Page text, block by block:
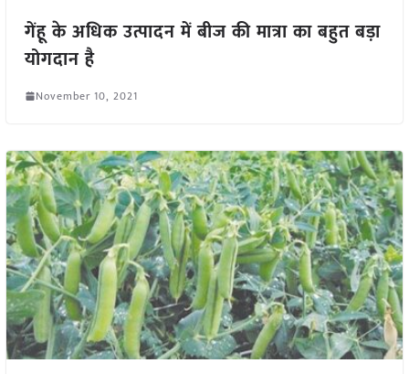
गेंहू के अधिक उत्पादन में बीज की मात्रा का बहुत बड़ा
योगदान है
November 10, 2021